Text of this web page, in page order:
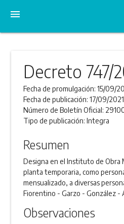
menu
Decreto 747/
Fecha de promulgación:15/09/
Fecha de publicación:17/09/2021
Número de Boletín Oficial:
Tipo de publicación:Integra
Resumen
Designa en el Instituto de Obra
planta temporaria, como
mensualizado, a diversas
Fiorentino - Garzo - González -
Observaciones